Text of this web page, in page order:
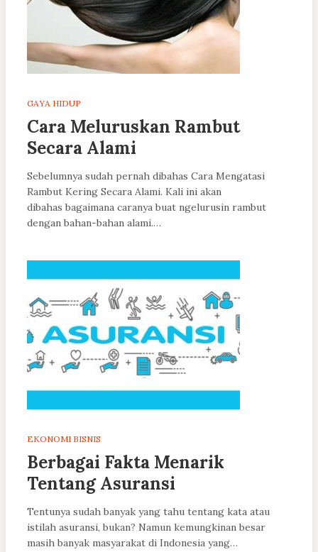
GAYA HIDUP
Cara Meluruskan Rambut
Secara Alami
Sebelumnya sudah pernah dibahas Cara Mengatasi
Rambut Kering Secara Alami. Kali ini akan
dibahas bagaimana caranya buat ngelurusin rambut
dengan bahan-bahan alami.…
EKONOMI BISNIS
Berbagai Fakta Menarik
Tentang Asuransi
Tentunya sudah banyak yang tahu tentang kata atau
istilah asuransi, bukan? Namun kemungkinan besar
masih banyak masyarakat di Indonesia yang…